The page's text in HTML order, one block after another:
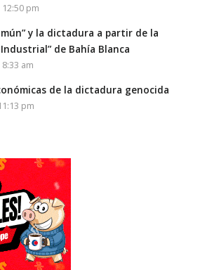
pm
y la dictadura a partir de la
de Bahía Blanca
am
de la dictadura genocida
pm